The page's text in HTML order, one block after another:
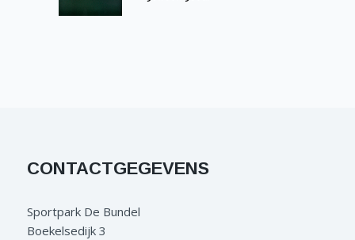
CONTACTGEGEVENS
Sportpark De Bundel
Boekelsedijk 3